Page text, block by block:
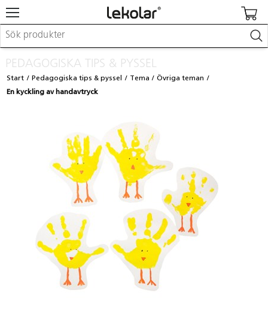
Möbler & inredning
Skapa
Leka
Skolförbrukning & kontorsmaterial
Logga in / Registrera dig
Kontakta Lekolar
PEDAGOGISKA TIPS & PYSSEL
Start Pedagogiska tips & pyssel Tema
Övriga teman
En kyckling av handavtryck